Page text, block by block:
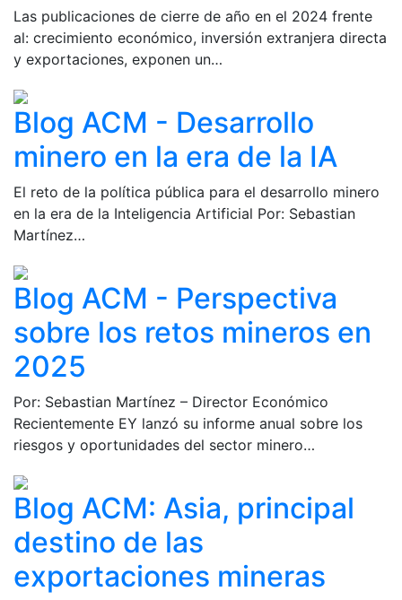
Las publicaciones de cierre de año en el 2024 frente
al: crecimiento económico, inversión extranjera directa
y exportaciones, exponen un…
Blog ACM - Desarrollo
minero en la era de la IA
El reto de la política pública para el desarrollo minero
en la era de la Inteligencia Artificial Por: Sebastian
Martínez…
Blog ACM - Perspectiva
sobre los retos mineros en
2025
Por: Sebastian Martínez – Director Económico
Recientemente EY lanzó su informe anual sobre los
riesgos y oportunidades del sector minero…
Blog ACM: Asia, principal
destino de las
exportaciones mineras